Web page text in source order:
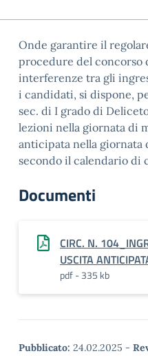
Onde garantire il
procedure del concorso
interferenze tra gli
i candidati, si dispone,
sec. di I grado di
lezioni nella giornata di
anticipata nella giornata
secondo il calendario di
Documenti
CIRC. N.
USCITA
pdf - 335 kb
Pubblicato: 24.02.2025 -